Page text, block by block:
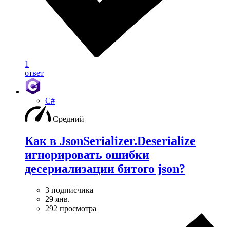
1
ответ
C#
Средний
Как в JsonSerializer.Deserialize
игнорировать ошибки
десериализации битого json?
3 подписчика
29 янв.
292 просмотра